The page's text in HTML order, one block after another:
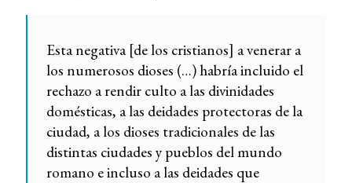
Esta negativa [de los cristianos] a venerar a
los numerosos dioses (…) habría incluido el
rechazo a rendir culto a las divinidades
domésticas, a las deidades protectoras de la
ciudad, a los dioses tradicionales de las
distintas ciudades y pueblos del mundo
romano e incluso a las deidades que